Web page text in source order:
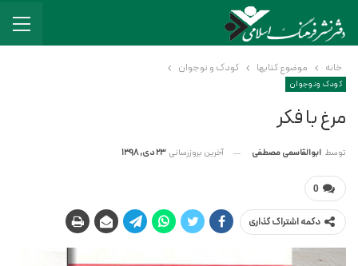
خانه موضوع کتابها کودک و نوجوان
کودک و نوجوان
مرغ با فکر
توسط ابوالقاسمی مصطفی آخرین بروزرسانی 23 دی, 1398
0
دکمه اشتراک گذاری